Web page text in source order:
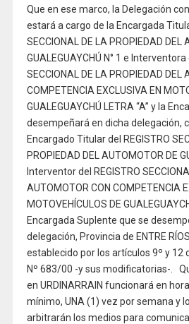
Que en ese marco, la Delegación
estará a cargo de la Encargada
SECCIONAL DE LA PROPIEDAD DEL
GUALEGUAYCHÚ N° 1 e Interventora
SECCIONAL DE LA PROPIEDAD DEL
COMPETENCIA EXCLUSIVA EN
GUALEGUAYCHÚ LETRA “A” y la
desempeñará en dicha delegación,
Encargado Titular del REGISTRO
PROPIEDAD DEL AUTOMOTOR DE
Interventor del REGISTRO
AUTOMOTOR CON COMPETENCIA
MOTOVEHÍCULOS DE
Encargada Suplente que se
delegación, Provincia de ENTRE
establecido por los artículos 9º y 12
Nº 683/00 -y sus modificatorias-.
en URDINARRAIN funcionará en
mínimo, UNA (1) vez por semana y
arbitrarán los medios para